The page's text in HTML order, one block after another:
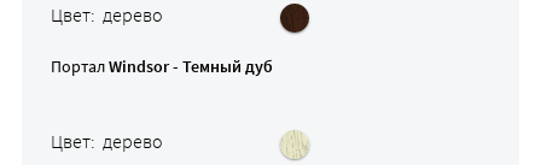
Цвет: дерево
ПорталWindsor - Темный дуб
Цвет: дерево